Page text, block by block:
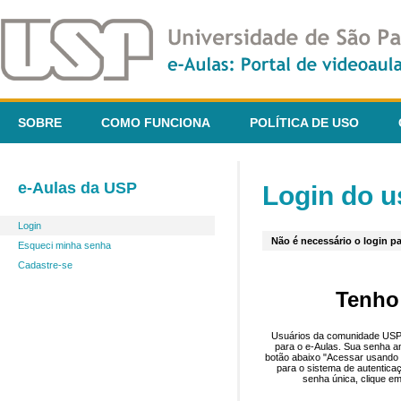
SOBRE COMO FUNCIONA POLÍTICA DE USO
e-Aulas da USP
Login
Esqueci minha senha
Cadastre-se
Login do
Não é necessário o login
Usuários da comunidade
para o e-Aulas. Sua senha
botão abaixo "Acessar
para o sistema de
senha única, clique